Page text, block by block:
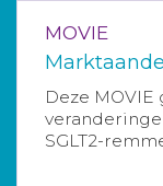
MOVIE
Deze
SGLT2-